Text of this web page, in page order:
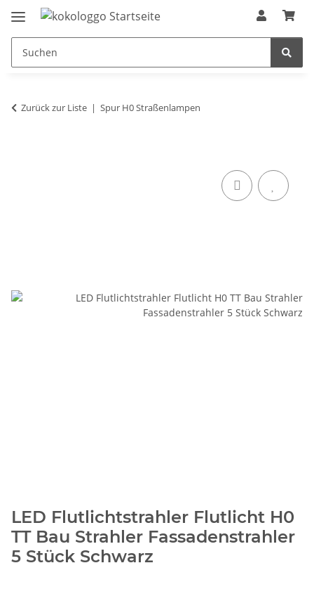
Zurück zur Liste Spur H0 Straßenlampen
LED Flutlichtstrahler Flutlicht H0
TT Bau Strahler Fassadenstrahler
5 Stück Schwarz